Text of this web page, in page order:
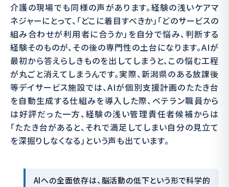
介護の現場でも同様の声があります。経験の浅いケアマ
ネジャーにとって、「どこに着目すべきか」「どのサービスの
組み合わせが利用者に合うか」を自分で悩み、判断する
経験そのものが、その後の専門性の土台になります。AIが
最初から答えらしきものを出してしまうと、この悩む工程
が丸ごと消えてしまうんです。実際、新潟県のある放課後
等デイサービス施設では、AIが個別支援計画のたたき台
を自動生成する仕組みを導入した際、ベテラン職員から
は好評だった一方、経験の浅い管理責任者候補からは
「たたき台があると、それで満足してしまい自分の見立て
を深掘りしなくなる」という声も出ています。
AIへの全面依存は、脳活動の低下という形で科学的